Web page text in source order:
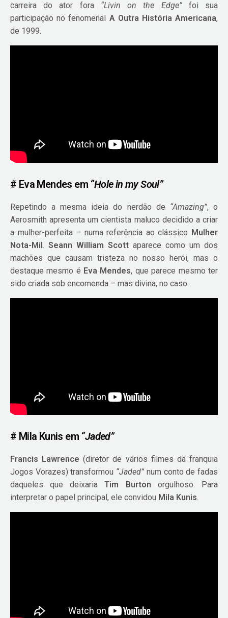
carreira do ator fora “Livin on the Edge”foi sua
participação no fenomenal A Outra História Americana,
de 1999.
# Eva Mendes em “Hole in my Soul”
Repetindo a mesma ideia do nerdão de “Amazing”, o
Aerosmith apresenta um cientista maluco decidido a criar
a mulher-perfeita – numa referência ao clássico Mulher
Nota-Mil. Seann William Scott aparece como um dos
machões que causam tristeza no nosso herói, mas o
destaque mesmo é Eva Mendes, que parece mesmo ter
sido criada sob encomenda – mas divina, no caso.
# Mila Kunis em “Jaded”
Francis Lawrence (diretor de vários filmes da franquia
Jogos Vorazes) transformou “Jaded” num conto de fadas
daqueles que deixariaTim Burton orgulhoso. Para
interpretar o papel principal, ele convidou Mila Kunis.